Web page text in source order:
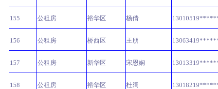
155 公租房 裕华区 杨倩
156 公租房 桥西区 王朋
157 公租房 新华区 宋恩娴
158 公租房 裕华区 杜阔